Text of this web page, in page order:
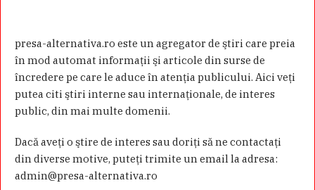
presa-alternativa.ro este un agregator de ştiri care preia
în mod automat informaţii şi articole din surse de
încredere pe care le aduce în atenţia publicului. Aici veţi
putea citi ştiri interne sau internaţionale, de interes
public, din mai multe domenii.
Dacă aveţi o ştire de interes sau doriţi să ne contactaţi
din diverse motive, puteţi trimite un email la adresa:
admin@presa-alternativa.ro